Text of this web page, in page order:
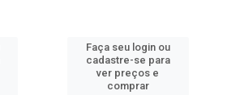
Faça seu login ou
cadastre-se para
ver preços e
comprar